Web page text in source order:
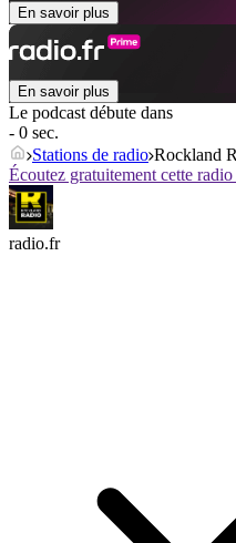
En savoir plus
En savoir plus
Le podcast débute dans
- 0 sec.
Stations de radio Rockland
Écoutez gratuitement cette
radio.fr